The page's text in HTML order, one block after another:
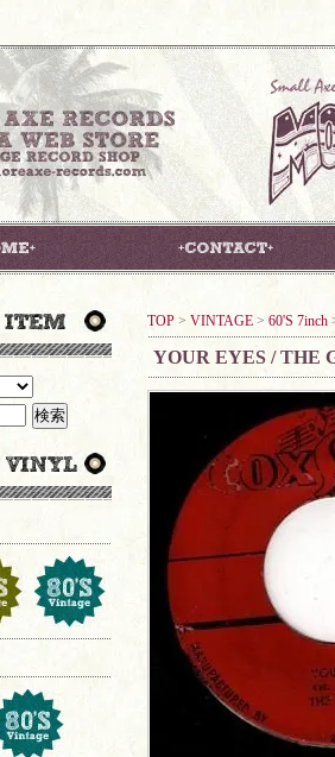
TOP > VINTAGE > 60'S 7inch
YOUR EYES / THE